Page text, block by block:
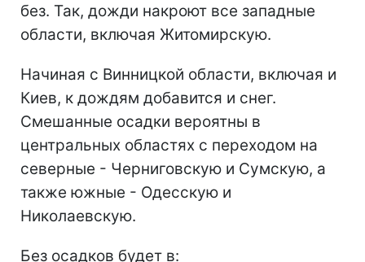
без. Так, дожди накроют все западные
области, включая Житомирскую.
Начиная с Винницкой области, включая и
Киев, к дождям добавится и снег.
Смешанные осадки вероятны в
центральных областях с переходом на
северные - Черниговскую и Сумскую, а
также южные - Одесскую и
Николаевскую.
Без осадков будет в: